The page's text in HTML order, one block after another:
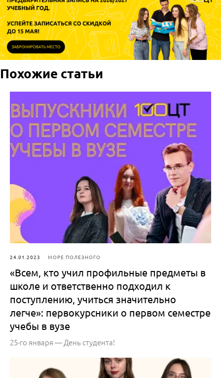
Похожие статьи
24.01.2023 МОРЕ ПОЛЕЗНОГО
«Всем, кто учил профильные предметы в
школе и ответственно подходил к
поступлению, учиться значительно
легче»: первокурсники о первом семестре
учебы в вузе
25-го января — День студента!